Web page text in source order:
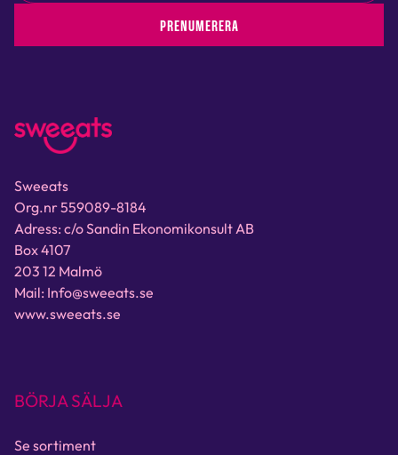
PRENUMERERA
Sweeats
Org.nr 559089-8184
Adress: c/o Sandin Ekonomikonsult AB
Box 4107
203 12 Malmö
Mail: Info@sweeats.se
www.sweeats.se
BÖRJA SÄLJA
Se sortiment